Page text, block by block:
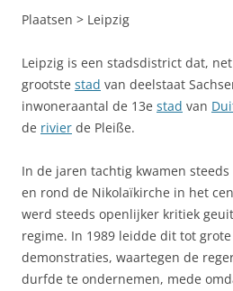
Plaatsen > Leipzig
Leipzig is een stadsdistrict dat,
grootste stad van deelstaat
inwoneraantal de 13e stad van
de rivier de Pleiße.
In de jaren tachtig kwamen
en rond de Nikolaïkirche in het
werd steeds openlijker kritiek
regime. In 1989 leidde dit tot
demonstraties, waartegen de
durfde te ondernemen, mede